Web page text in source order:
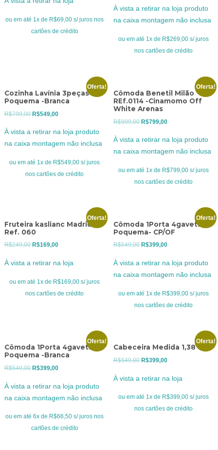
era:
R$89,00.
é:
R$69,00.
ou em até 1x de R$69,00 s/ juros nos
cartões de crédito
R$369,00.
atual
R$269,00.
À vista a retirar na loja produto
na caixa montagem não inclusa
ou em até 1x de R$269,00 s/ juros
nos cartões de crédito
Oferta!
Cozinha Lavínia 3peças
Poquema -Branca
R$799,00 O
R$799,00.
R$549,00O
atual
R$549,00.
À vista a retirar na loja produto
na caixa montagem não inclusa
ou em até 1x de R$549,00 s/ juros
nos cartões de crédito
Oferta!
Cômoda Benetil Milão
REf.0114 -Cinamomo Off
White Arenas
R$999,00 O
R$999,00.
R$799,00O
atual
R$799,00.
À vista a retirar na loja produto
na caixa montagem não inclusa
ou em até 1x de R$799,00 s/ juros
nos cartões de crédito
Oferta!
Fruteira kaslianc Madrid
Ref. 060
R$249,00 O
era:
R$249,00.
R$169,00O
atual
é:
R$169,00.
À vista a retirar na loja
ou em até 1x de R$169,00 s/ juros
nos cartões de crédito
Oferta!
Cômoda 1Porta 4gavetas
Poquema- CP/OF
R$549,00 O
R$549,00.
R$399,00O
atual
R$399,00.
À vista a retirar na loja produto
na caixa montagem não inclusa
ou em até 1x de R$399,00 s/ juros
nos cartões de crédito
Oferta!
Cômoda 1Porta 4gavetas
Poquema -Branca
R$549,00 O
R$549,00.
R$399,00O
atual
R$399,00.
À vista a retirar na loja produto
na caixa montagem não inclusa
ou em até 6x de R$66,50 s/ juros nos
cartões de crédito
Oferta!
Cabeceira Medida 1,38
R$549,00 O
era:
R$549,00.
R$399,00O
atual
é:
R$399,00.
À vista a retirar na loja
ou em até 1x de R$399,00 s/ juros
nos cartões de crédito